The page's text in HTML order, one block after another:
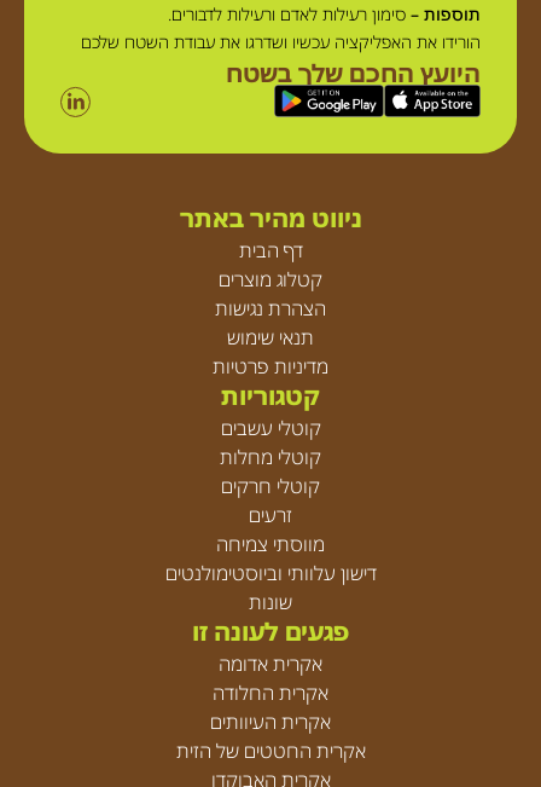
תוספות – סימון רעילות לאדם ורעילות לדבורים.
הורידו את האפליקציה עכשיו ושדרגו את עבודת השטח שלכם
היועץ החכם שלך בשטח
ניווט מהיר באתר
דף הבית
קטלוג מוצרים
הצהרת נגישות
תנאי שימוש
מדיניות פרטיות
קטגוריות
קוטלי עשבים
קוטלי מחלות
קוטלי חרקים
זרעים
מווסתי צמיחה
דישון עלוותי וביוסטימולנטים
שונות
פגעים לעונה זו
אקרית אדומה
אקרית החלודה
אקרית העיוותים
אקרית החטטים של הזית
אקרית האבוקדו